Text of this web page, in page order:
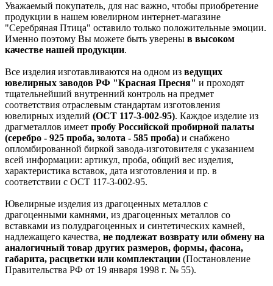
Уважаемый покупатель, для нас важно, чтобы приобретение
продукции в нашем ювелирном интернет-магазине
"Серебряная Птица" оставило только положительные эмоции.
Именно поэтому Вы можете быть уверены в высоком
качестве нашей продукции.
Все изделия изготавливаются на одном из ведущих
ювелирных заводов РФ "Красная Пресня" и проходят
тщательнейший внутренний контроль на предмет
соответствия отраслевым стандартам изготовления
ювелирных изделий (ОСТ 117-3-002-95). Каждое изделие из
драгметаллов имеет пробу Российской пробирной палаты
(серебро - 925 проба, золота - 585 проба) и снабжено
опломбированной биркой завода-изготовителя с указанием
всей информации: артикул, проба, общий вес изделия,
характеристика вставок, дата изготовления и пр. в
соответствии с ОСТ 117-3-002-95.
Ювелирные изделия из драгоценных металлов с
драгоценными камнями, из драгоценных металлов со
вставками из полудрагоценных и синтетических камней,
надлежащего качества, не подлежат возврату или обмену на
аналогичный товар других размеров, формы, фасона,
габарита, расцветки или комплектации (Постановление
Правительства РФ от 19 января 1998 г. № 55).